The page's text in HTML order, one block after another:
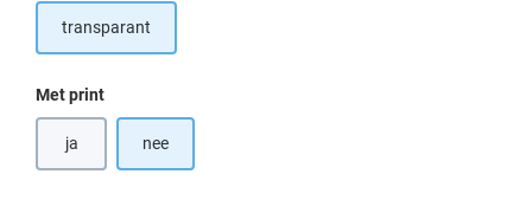
transparant
Selecteer
Met print
ja nee